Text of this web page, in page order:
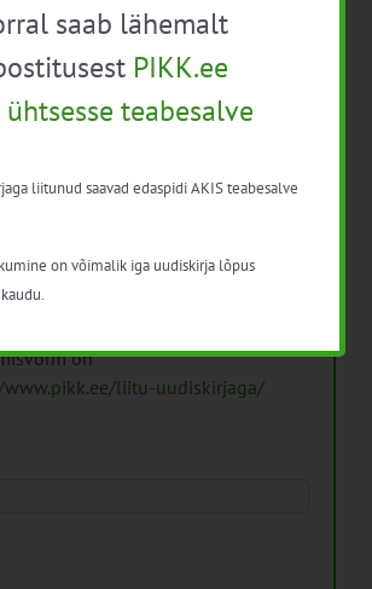
liitumine.
töötleme vastavalt
Isikuandmete
on
liitu-uudiskirjaga/
saab lähemalt
PIKK.ee
teabesalve
liitunud saavad edaspidi AKIS teabesalve
on võimalik iga uudiskirja lõpus